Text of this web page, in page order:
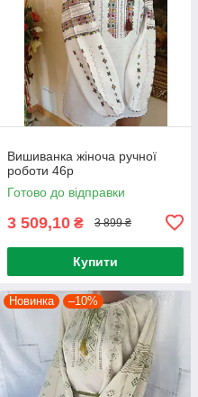
Вишиванка жіноча ручної
роботи 46р
Готово до відправки
3 509,10 ₴ 3 899 ₴
Купити
Новинка –10%